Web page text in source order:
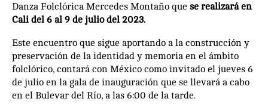
Danza Folclórica Mercedes Montaño que se realizará en
Cali del 6 al 9 de julio del 2023.
Este encuentro que sigue aportando a la construcción y
preservación de la identidad y memoria en el ámbito
folclórico, contará con México como invitado el jueves 6
de julio en la gala de inauguración que se llevará a cabo
en el Bulevar del Río, a las 6:00 de la tarde.